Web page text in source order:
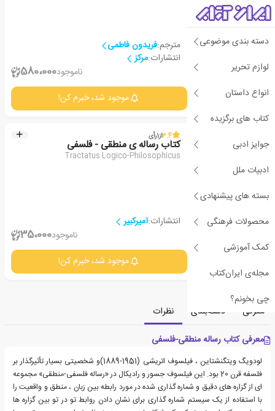
دسته بندی موضوعی
لوازم تحریر
انواع داستان
کتاب های برگزیده
جوایز ادبی
ادبیات ملل
بسته های پیشنهادی
محصولات فرهنگی
کمک آموزشی
مجله‌ی ایران‌کتاب
چی بخونم؟
مترجم:فریدون فاطمی
انتشارات:مرکز
ناموجود580،000
جزئیات موجود شد، خبرم کن!
3.4از1رأی
کتاب رساله ی منطقی - فلسفی
Tractatus Logico-Philosophicus
انتشارات:امیرکبیر
ناموجود35،000
موجود شد، خبرم کن!
معرفی دسته‌بندی
نظرات
معرفی کتاب رساله منطقی-فلسفی
لودویگ ویتگنشتاین ، فیلسوف اتریشی (1951-1889)و شخصیتی بسیار تأثیرگذار بر
فلسفه قرن 20 بود. این فیلسوف جسور و رادیکال در «رساله فلسفی-منطقی» مجموعه
ای از گزاره های دقیق و شماره گذاری شده در مورد رابطه بین زبان ، منطق و واقعیت را
با استفاده از یک سیستم شماره گذاری برای نشان دادن روابط تو در تو بین گزاره ها